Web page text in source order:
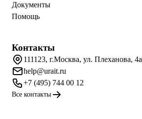
Документы
Помощь
Контакты
111123, г.Москва, ул. Плеханова, 4а
help@urait.ru
+7 (495) 744 00 12
Все контакты